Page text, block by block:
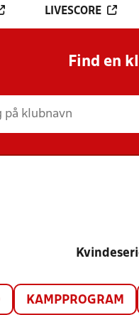
LIVESCORE
Find en
KAMPPROGRAM